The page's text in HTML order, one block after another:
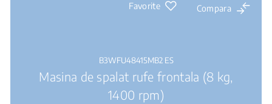
Favorite Compara
B3WFU48415MB2 ES
Masina de spalat rufe frontala (8 kg,
1400 rpm)